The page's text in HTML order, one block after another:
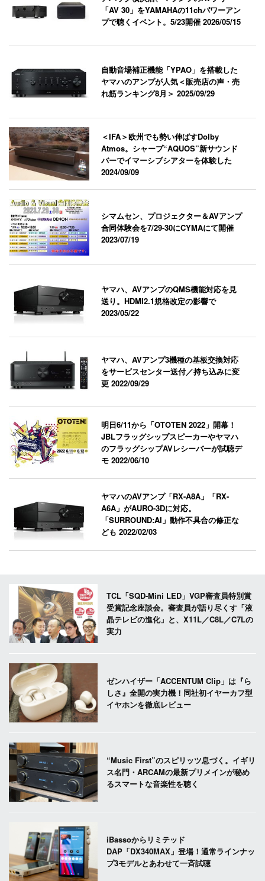
「AV 30」をYAMAHAの11chパワーアン
プで聴くイベント。5/23開催2026/05/15
自動音場補正機能「YPAO」を搭載した
ヤマハのアンプが人気＜販売店の声・売
れ筋ランキング8月＞2025/09/29
＜IFA＞欧州でも勢い伸ばすDolby
Atmos。シャープ“AQUOS”新サウンド
バーでイマーシブシアターを体験した
2024/09/09
シマムセン、プロジェクター＆AVアンプ
合同体験会を7/29-30にCYMAにて開催
2023/07/19
ヤマハ、AVアンプのQMS機能対応を見
送り。HDMI2.1規格改定の影響で
2023/05/22
ヤマハ、AVアンプ3機種の基板交換対応
をサービスセンター送付／持ち込みに変
更2022/09/29
明日6/11から「OTOTEN 2022」開幕！
JBLフラッグシップスピーカーやヤマハ
のフラッグシップAVレシーバーが試聴デ
モ2022/06/10
ヤマハのAVアンプ「RX-A8A」「RX-
A6A」がAURO-3Dに対応。
「SURROUND:AI」動作不具合の修正な
ども2022/02/03
TCL「SQD-Mini LED」VGP審査員特別賞
受賞記念座談会。審査員が語り尽くす「液
晶テレビの進化」と、X11L／C8L／C7Lの
実力
ゼンハイザー「ACCENTUM Clip」は『ら
しさ』全開の実力機！同社初イヤーカフ型
イヤホンを徹底レビュー
“Music First”のスピリッツ息づく。イギリ
ス名門・ARCAMの最新プリメインが秘め
るスマートな音楽性を聴く
iBassoからリミテッド
DAP「DX340MAX」登場！通常ラインナッ
プ3モデルとあわせて一斉試聴